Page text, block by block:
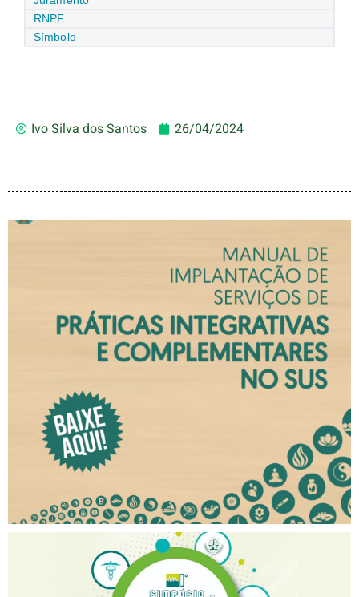
RNPF
Símbolo
Ivo Silva dos Santos 26/04/2024
Baixe o Manual de
Implantação de Serviços de
Práticas Integrativas e
Complementares no SUS